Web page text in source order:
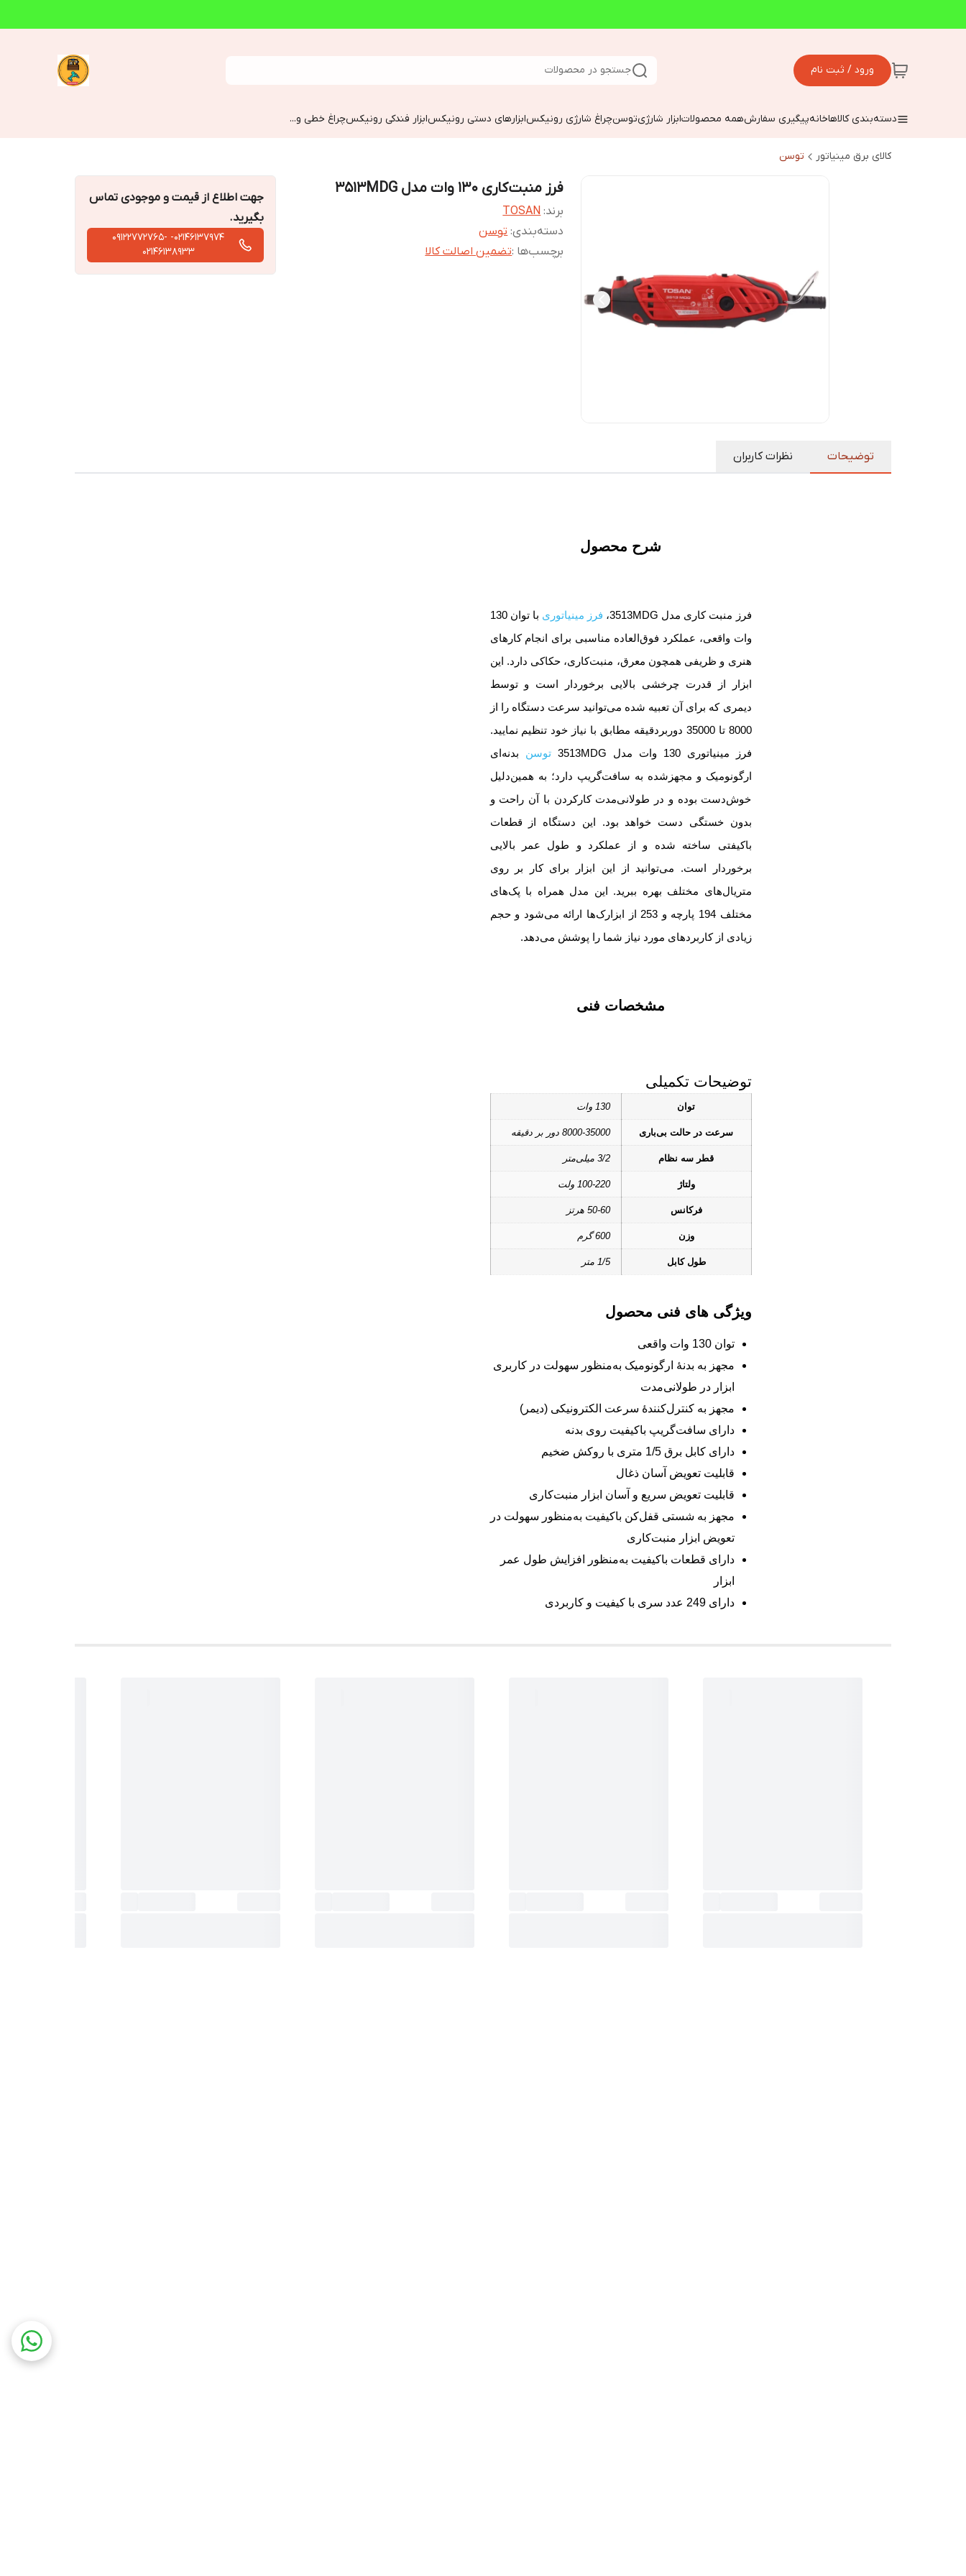
ورود / ثبت نام جستجو در محصولات
دسته‌بندی کالاهاخانهپیگیری سفارشهمه محصولاتابزار شارژیتوسنچراغ شارژی رونیکسابزارهای دستی رونیکسابزار فندکی رونیکسچراغ خطی و...
کالای برق مینیاتور توسن
فرز منبت‌کاری 130 وات مدل 3513MDG
برند: TOSAN
دسته‌بندی:توسن
برچسب‌ها :تضمین اصالت کالا
جهت اطلاع از قیمت و موجودی تماس
بگیرید.
02146137974- 09122772765-
02146138933
توضیحات نظرات کاربران
شرح محصول
فرز منبت کاری مدل 3513MDG، فرز مینیاتوری
با توان 130
وات واقعی، عملکرد فوق‌العاده مناسبی برای انجام کارهای
هنری و ظریفی همچون معرق، منبت‌کاری، حکاکی دارد. این
ابزار از قدرت چرخشی بالایی برخوردار است و توسط
دیمری که برای آن تعبیه شده می‌توانید سرعت دستگاه را از
8000 تا 35000 دوربردقیقه مطابق با نیاز خود تنظیم نمایید.
فرز مینیاتوری 130 وات مدل 3513MDG
توسن بدنه‌ای
ارگونومیک و مجهزشده به سافت‌گریپ دارد؛ به همین‌دلیل
خوش‌دست بوده و در طولانی‌مدت کارکردن با آن راحت و
بدون خستگی دست خواهد بود. این دستگاه از قطعات
باکیفتی ساخته شده و از عملکرد و طول عمر بالایی
برخوردار است. می‌توانید از این ابزار برای کار بر روی
متریال‌های مختلف بهره ببرید. این مدل همراه با پک‌های
مختلف 194 پارچه و 253 از ابزارک‌ها ارائه می‌شود و حجم
زیادی از کاربردهای مورد نیاز شما را پوشش می‌دهد.
مشخصات فنی
توضیحات تکمیلی
توان 130 وات
سرعت در حالت بی‌باری 8000-35000 دور بر دقیقه
قطر سه‌ نظام 3/2 میلی‌متر
ولتاژ 100-220 ولت
فرکانس 50-60 هرتز
وزن 600 گرم
طول کابل 1/5 متر
ویژگی های فنی محصول
توان 130 وات واقعی
مجهز به بدنۀ ارگونومیک به‌منظور سهولت در کاربری
ابزار در طولانی‌مدت
مجهز به کنترل‌کنندۀ سرعت الکترونیکی (دیمر)
دارای سافت‌گریپ باکیفیت روی بدنه
دارای کابل برق 1/5 متری با روکش ضخیم
قابلیت تعویض آسان ذغال
قابلیت تعویض سریع و آسان ابزار منبت‌کاری
مجهز به شستی قفل‌کن باکیفیت به‌منظور سهولت در
تعویض ابزار منبت‌کاری
دارای قطعات باکیفیت به‌منظور افزایش طول عمر
ابزار
دارای 249 عدد سری با کیفیت و کاربردی